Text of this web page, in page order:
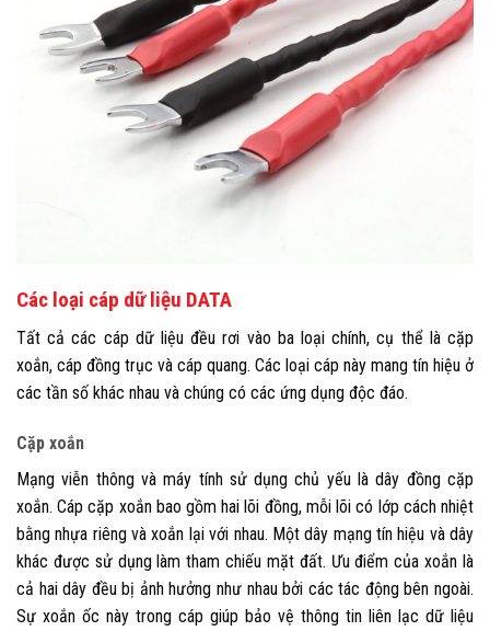
Các loại cáp dữ liệu DATA
Tất cả các cáp dữ liệu đều rơi vào ba loại chính, cụ thể là cặp
xoắn, cáp đồng trục và cáp quang. Các loại cáp này mang tín hiệu ở
các tần số khác nhau và chúng có các ứng dụng độc đáo.
Cặp xoắn
Mạng viễn thông và máy tính sử dụng chủ yếu là dây đồng cặp
xoắn. Cáp cặp xoắn bao gồm hai lõi đồng, mỗi lõi có lớp cách nhiệt
bằng nhựa riêng và xoắn lại với nhau. Một dây mạng tín hiệu và dây
khác được sử dụng làm tham chiếu mặt đất. Ưu điểm của xoắn là
cả hai dây đều bị ảnh hưởng như nhau bởi các tác động bên ngoài.
Sự xoắn ốc này trong cáp giúp bảo vệ thông tin liên lạc dữ liệu